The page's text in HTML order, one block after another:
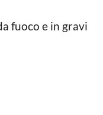
fuoco e in gravi